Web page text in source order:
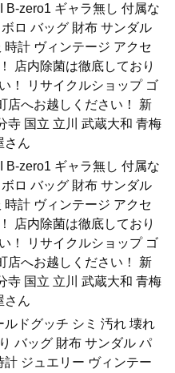
B-zero1 ギャラ無し 付属な
ロ バッグ 財布 サンダル
時計 ヴィンテージ アクセ
店内除菌は徹底しており
！ リサイクルショップ ゴ
店へお越しください！ 新
寺 国立 立川 武蔵大和 青梅
さん
B-zero1 ギャラ無し 付属な
ロ バッグ 財布 サンダル
時計 ヴィンテージ アクセ
店内除菌は徹底しており
！ リサイクルショップ ゴ
店へお越しください！ 新
寺 国立 立川 武蔵大和 青梅
さん
ルドグッチ シミ 汚れ 壊れ
バッグ 財布 サンダル パ
計 ジュエリー ヴィンテー